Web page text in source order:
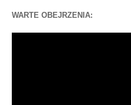
WARTE OBEJRZENIA: